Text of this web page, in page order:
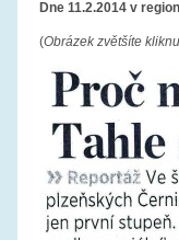
Dne 11.2.2014 v
(Obrázek zvětšíte